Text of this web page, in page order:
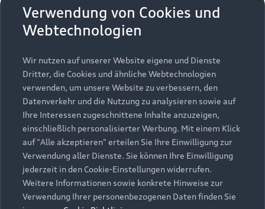
Modelle
Alle Modelle
Modelle vergleichen
Elektromodelle
Plug-in-Hybride
Kaufen & leasen
Neuwagensuche
Gebrauchtwagensuche
Gebrauchtwagen
Finanzierung
Aktionen & Angebote
Service & Zubehör
Saisonale Angebote
Audi Services
Garantie
Audi digital services
Support
Kundenservice
Händlersuche
Über Audi
Unternehmen
Verwendung von Cookies und
Webtechnologien
Wir nutzen auf unserer Website eigene und Dienste
Dritter, die Cookies und ähnliche Webtechnologien
verwenden, um unsere Website zu verbessern, den
Datenverkehr und die Nutzung zu analysieren sowie auf
Ihre Interessen zugeschnittene Inhalte anzuzeigen,
einschließlich personalisierter Werbung. Mit einem Klick
auf "Alle akzeptieren" erteilen Sie Ihre Einwilligung zur
Verwendung aller Dienste. Sie können Ihre Einwilligung
jederzeit in den Cookie-Einstellungen widerrufen.
Weitere Informationen sowie konkrete Hinweise zur
Verwendung Ihrer personenbezogenen Daten finden Sie